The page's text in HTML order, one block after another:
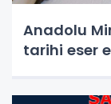
Anadolu
tarihi eser